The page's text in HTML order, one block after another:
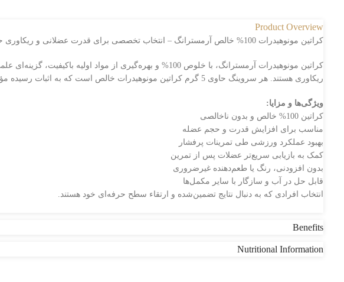
Product Overview
کراتین مونوهیدرات 100% خالص آرمسترانگ – انتخاب تخصصی برای قدرت عضلانی و ریکاوری حرفه‌ای
کراتین مونوهیدرات آرمسترانگ، با خلوص 100% و بهره‌گیری
ریکاوری هستند. هر سروینگ حاوی 5 گرم کراتین مونوهیدرات خالص است که به اثبات رسیده مؤثرترین فرم کراتین برای افزایش انرژی، قدرت انفجاری و حمایت از عملکرد ورزشی شماست.
ویژگی‌ها و مزایا:
کراتین 100% خالص و بدون ناخالصی
مناسب برای افزایش قدرت و حجم عضله
بهبود عملکرد ورزشی طی تمرینات پرفشار
کمک به بازیابی سریع‌تر عضلات پس از تمرین
بدون افزودنی، رنگ یا طعم‌دهنده غیرضروری
قابل حل در آب و سازگار با سایر مکمل‌ها
انتخاب افرادی که به دنبال نتایج تضمین‌شده و ارتقاء سطح حرفه‌ای خود هستند.
Benefits
Nutritional Information